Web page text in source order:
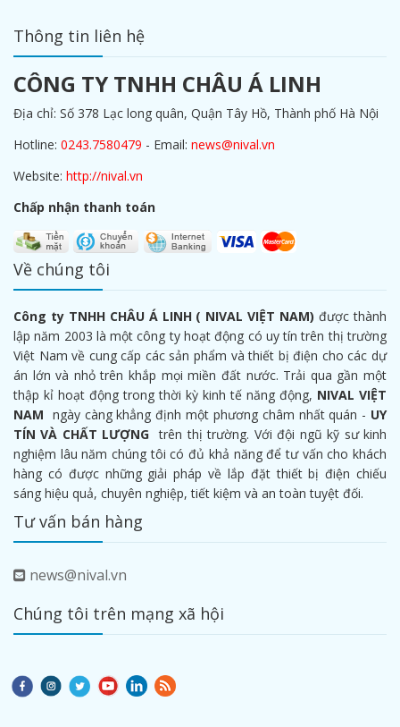
Thông tin liên hệ
CÔNG TY TNHH CHÂU Á LINH
Địa chỉ: Số 378 Lạc long quân, Quận Tây Hồ, Thành phố Hà Nội
Hotline: 0243.7580479 - Email: news@nival.vn
Website: http://nival.vn
Chấp nhận thanh toán
Về chúng tôi
Công ty TNHH CHÂU Á LINH ( NIVAL VIỆT NAM) được thành
lập năm 2003 là một công ty hoạt động có uy tín trên thị trường
Việt Nam về cung cấp các sản phẩm và thiết bị điện cho các dự
án lớn và nhỏ trên khắp mọi miền đất nước. Trải qua gần một
thập kỉ hoạt động trong thời kỳ kinh tế năng động, NIVAL VIỆT
NAM ngày càng khẳng định một phương châm nhất quán - UY
TÍN VÀ CHẤT LƯỢNG trên thị trường. Với đội ngũ kỹ sư kinh
nghiệm lâu năm chúng tôi có đủ khả năng để tư vấn cho khách
hàng có được những giải pháp về lắp đặt thiết bị điện chiếu
sáng hiệu quả, chuyên nghiệp, tiết kiệm và an toàn tuyệt đối.
Tư vấn bán hàng
news@nival.vn
Chúng tôi trên mạng xã hội